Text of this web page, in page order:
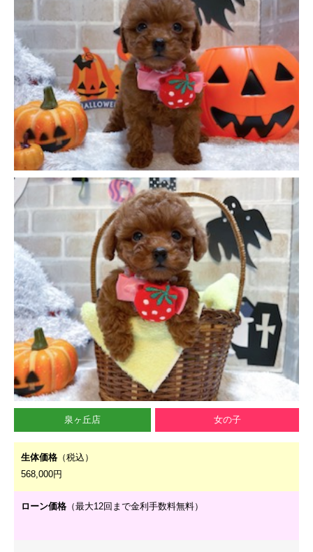
泉ヶ丘店 女の子
生体価格 （税込）
568,000円
ローン価格 （最大12回まで金利手数料無料）